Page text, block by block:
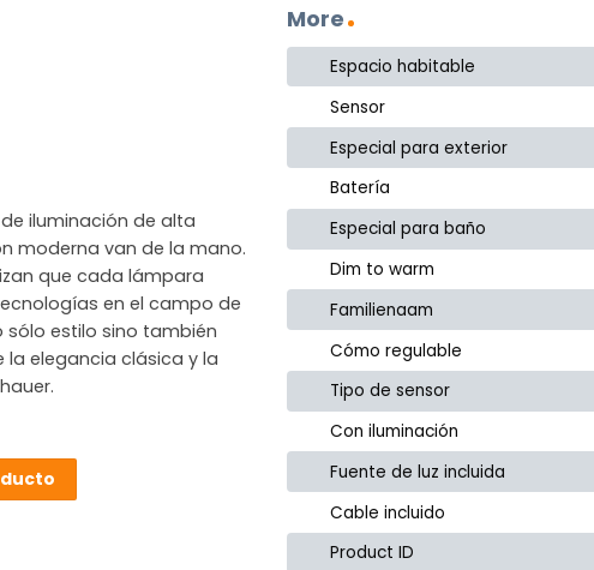
iluminación de alta
moderna van de la mano.
que cada lámpara
en el campo de
sólo estilo sino también
la elegancia clásica y la
More
Espacio habitable
Sensor
Especial para exterior
Batería
Especial para baño
Dim to warm
Familienaam
Cómo regulable
Tipo de sensor
Con iluminación
Fuente de luz incluida
Cable incluido
Product ID